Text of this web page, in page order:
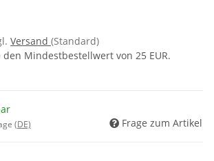
Versand (Standard)
Mindestbestellwert von 25 EUR.
(DE) Frage zum Artikel